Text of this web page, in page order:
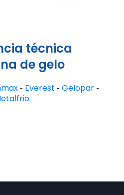
técnica
de gelo
- Everest - Gelopar -
.